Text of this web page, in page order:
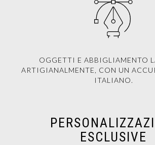
OGGETTI E ABBIGLIAMENTO
ARTIGIANALMENTE, CON UN
ITALIANO.
ESCLUSIVE